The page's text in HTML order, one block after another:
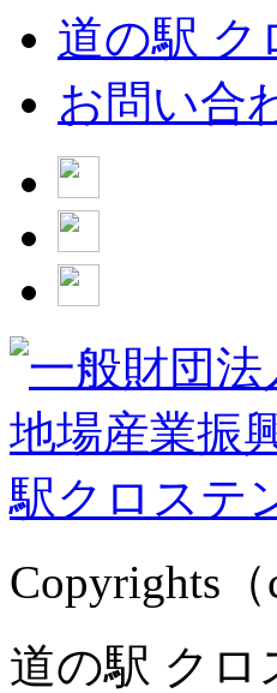
道の駅 ク
お問い合
Copyrights（
道の駅 ク